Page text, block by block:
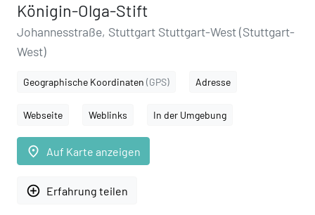
Königin-Olga-Stift
Johannesstraße, Stuttgart Stuttgart-West (Stuttgart-
West)
Geographische Koordinaten (GPS) Adresse
Webseite Weblinks In der Umgebung
place Auf Karte anzeigen
add_circle_outline Erfahrung teilen